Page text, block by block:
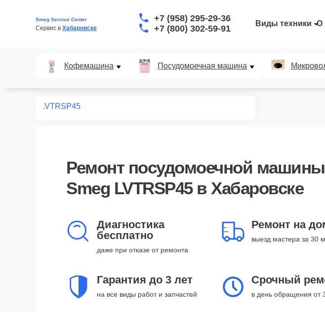
Smeg Service Center
Сервис в Хабаровске
+7 (958) 295-29-36
+7 (800) 302-59-91
Виды техники О
Кофемашина Посудомоечная машина
LVTRSP45
Ремонт посудомоечной машины
Smeg LVTRSP45в Хабаровске
Диагностика
бесплатно
даже при отказе от ремонта
Ремонт на
выезд мастера за 30
Гарантия до 3 лет
на все виды работ и запчастей
Срочный
в день обращения от